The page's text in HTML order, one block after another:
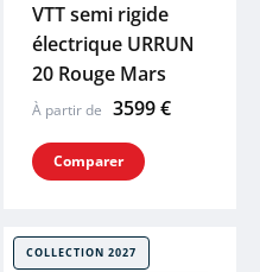
VTT semi rigide
électrique URRUN
20 Rouge Mars
À partir de 3599 €
Comparer
COLLECTION 2027